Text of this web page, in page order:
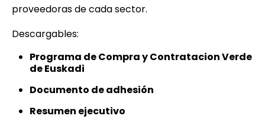
proveedoras de cada sector.
Descargables:
Programa de Compra y Contratacion Verde
de Euskadi
Documento de adhesión
Resumen ejecutivo